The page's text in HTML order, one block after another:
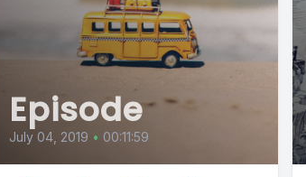
Episode
July 04, 2019 • 00:11:59